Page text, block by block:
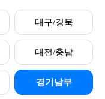
대구/경북
대전/충남
경기남부